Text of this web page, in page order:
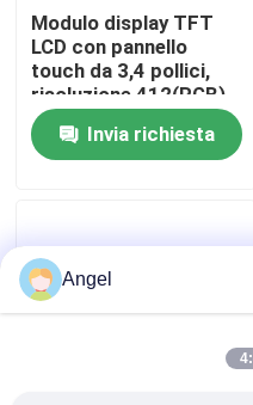
Circa noi
Giro della fabbrica
Controllo di qualità
Contattici
Richieda una citazione
Modulo display TFT
LCD con pannello
touch da 3,4 pollici,
risoluzione 412(RGB)
x 960 e interfaccia
MIPI 2L per uso
industriale
Invia richiesta
Angel